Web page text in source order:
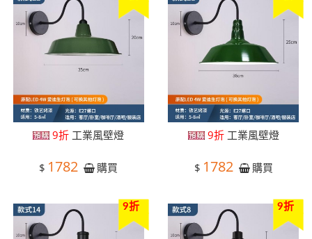
9折 工業風壁燈
$ 1782 購買
9折工業風壁燈
$ 1782 購買
9折 9折